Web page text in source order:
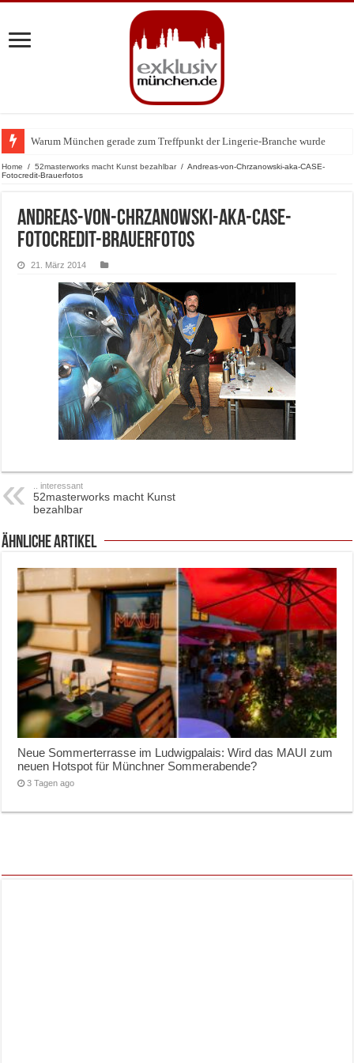
Warum München gerade zum Treffpunkt der Lingerie-Branche wurde
Home / 52masterworks macht Kunst bezahlbar / Andreas-von-Chrzanowski-aka-CASE-
Fotocredit-Brauerfotos
Andreas-von-Chrzanowski-aka-CASE-
Fotocredit-Brauerfotos
21. März 2014
.. interessant
52masterworks macht Kunst
bezahlbar
ähnliche Artikel
Neue Sommerterrasse im Ludwigpalais: Wird das MAUI zum
neuen Hotspot für Münchner Sommerabende?
3 Tagen ago